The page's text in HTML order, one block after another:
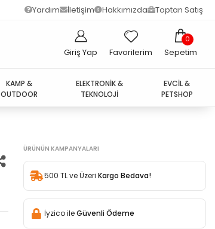
Yardım İletişim Hakkımızda Toptan Satış
Giriş Yap Favorilerim
0
Sepetim
KAMP &
OUTDOOR
ELEKTRONİK &
TEKNOLOJİ
EVCİL &
PETSHOP
ÜRÜNÜN KAMPANYALARI
500 TL ve Üzeri Kargo Bedava!
İyzico ileGüvenli Ödeme